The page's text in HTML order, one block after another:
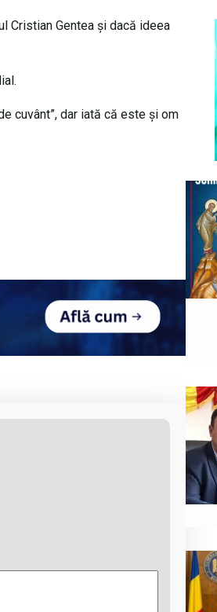
Cristian Gentea și dacă ideea
cuvânt”, dar iată că este și om